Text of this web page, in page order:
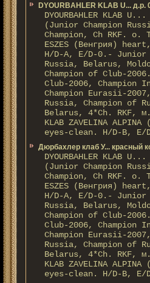
DYOURBAHLER KLAB U... д.р.
DYOURBAHLER KLAB
(Junior Champion
Champion, Ch RKF. о.
ESZES (Венгрия)
H/D-A, E/D-0.- Junior
Russia, Belarus,
Champion of Club-
Club-2006, Champion
Champion Eurasii-
Russia, Champion of
Belarus, 4*Ch. RKF, м.
KLAB ZAVELINA
eyes-clean. H/D-В, E/
Дюрбахлер клаб У... красный
DYOURBAHLER KLAB
(Junior Champion
Champion, Ch RKF. о.
ESZES (Венгрия)
H/D-A, E/D-0.- Junior
Russia, Belarus,
Champion of Club-
Club-2006, Champion
Champion Eurasii-
Russia, Champion of
Belarus, 4*Ch. RKF, м.
KLAB ZAVELINA
eyes-clean. H/D-В, E/